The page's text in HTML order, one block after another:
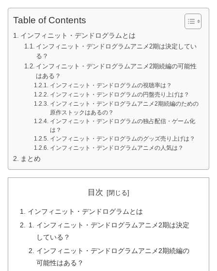
Table of Contents
インフィニット・デンドログラムとは
インフィニット・デンドログラムアニメ2期は決定してい
る？
インフィニット・デンドログラムアニメ2期続編の可能性
はある？
インフィニット・デンドログラムの視聴率は？
インフィニット・デンドログラムの円盤売り上げは？
インフィニット・デンドログラムアニメ2期続編のための
原作ストックはあるの？
インフィニット・デンドログラムの独占配信・ゲーム化
は？
インフィニット・デンドログラムのグッズ売り上げは？
インフィニット・デンドログラムアニメの人気は？
まとめ
目次
インフィニット・デンドログラムとは
インフィニット・デンドログラムアニメ2期は決定
している？
インフィニット・デンドログラムアニメ2期続編の
可能性はある？